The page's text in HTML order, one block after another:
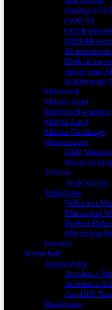
(Müritz)
DDR-
Kiek in un
Agroneum
Schliemann-
Müritzsail
Müritz-Saga
Müritzschwimmen
Müritz-Lauf
Müritz Fischtage
Wassersport
DRK
Vereine
Angelverein
Volksfeste
Volksfest
Müritzfest
Seefest
Müritzfest
Freizeit
Wirtschaft
Autoservice
Autohaus
Autohaus
Car-HiFi
Baufirmen